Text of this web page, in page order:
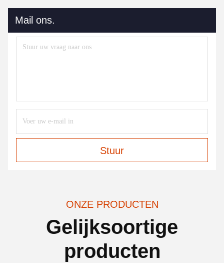
Mail ons.
Stuur
ONZE PRODUCTEN
Gelijksoortige
producten